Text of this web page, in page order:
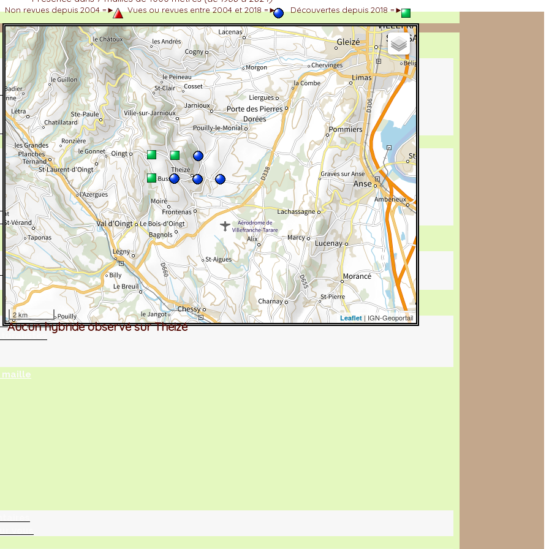
Alpes
et cotations UICN)
?
maille
2 km Leaflet | IGN-Geoportail
Aucun hybride observé sur Theizé
Non revues depuis 2004 =► Vues ou revues entre 2004 et 2018 =► Découvertes depuis 2018 =►